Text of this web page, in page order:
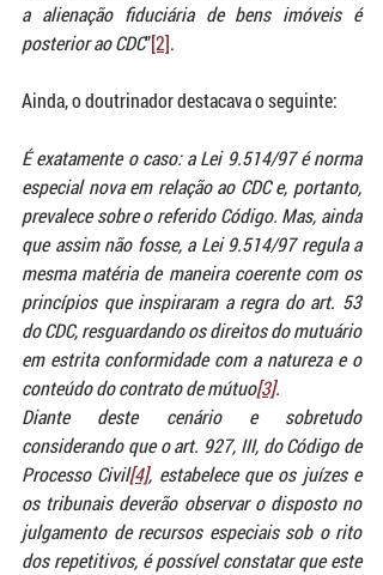
a alienação fiduciária de bens imóveis é
posterior ao CDC”[2].
Ainda, o doutrinador destacava o seguinte:
É exatamente o caso: a Lei 9.514/97 é norma
especial nova em relação ao CDC e, portanto,
prevalece sobre o referido Código. Mas, ainda
que assim não fosse, a Lei 9.514/97 regula a
mesma matéria de maneira coerente com os
princípios que inspiraram a regra do art. 53
do CDC, resguardando os direitos do mutuário
em estrita conformidade com a natureza e o
conteúdo do contrato de mútuo[3].
Diante deste cenário e sobretudo
considerando que o art. 927, III, do Código de
Processo Civil[4], estabelece que os juízes e
os tribunais deverão observar o disposto no
julgamento de recursos especiais sob o rito
dos repetitivos, é possível constatar que este